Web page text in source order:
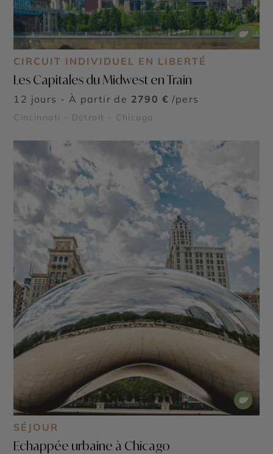
CIRCUIT INDIVIDUEL EN LIBERTÉ
Les Capitales du Midwest en Train
12 jours - À partir de 2790 € /pers
Cincinnati - Détroit - Chicago
SÉJOUR
Echappée urbaine à Chicago